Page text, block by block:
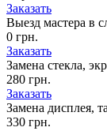
Заказать
Выезд мастера в
0 грн.
Заказать
Замена стекла,
280 грн.
Заказать
Замена дисплея,
330 грн.